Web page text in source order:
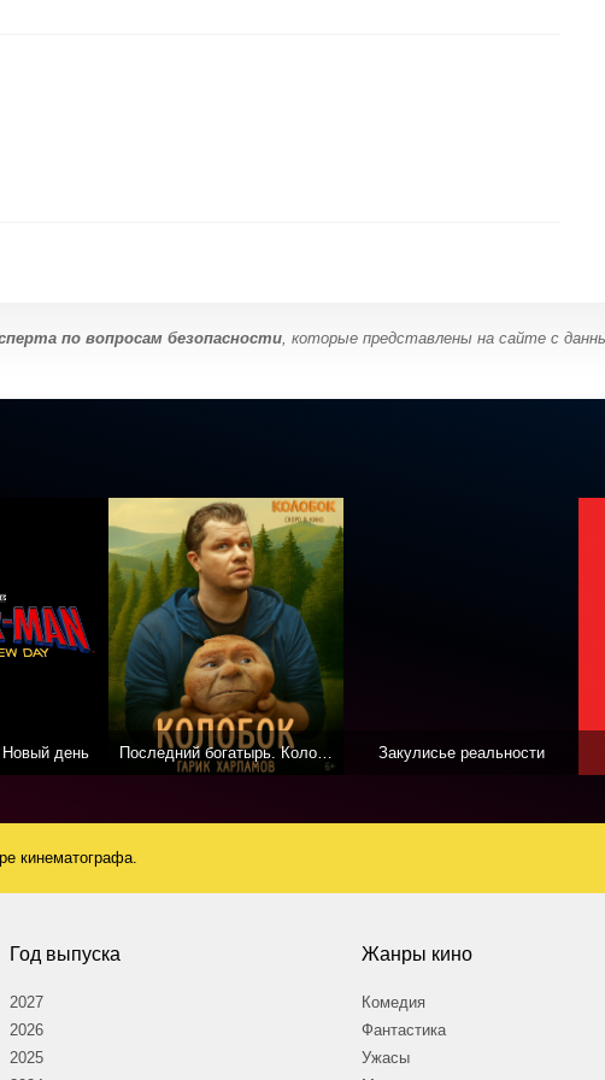
по вопросам безопасности, которые представлены на сайте с
Новый день Последний богатырь. Колобок Закулисье реальности
кинематографа.
Год выпуска
2027
2026
2025
Жанры кино
Комедия
Фантастика
Ужасы